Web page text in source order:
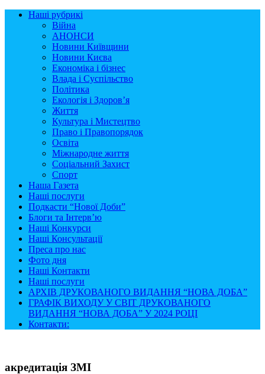
Наші рубрикі
Війна
АНОНСИ
Новини Київщини
Новини Києва
Економіка і бізнес
Влада і Суспільство
Політика
Екологія і Здоров’я
Життя
Культура і Мистецтво
Право і Правопорядок
Освіта
Міжнародне життя
Соціальний Захист
Спорт
Наша Газета
Наші послуги
Подкасти “Нової Доби”
Блоги та Інтерв’ю
Наші Конкурси
Наші Консультації
Преса про нас
Фото дня
Наші Контакти
Наші послуги
АРХІВ ДРУКОВАНОГО ВИДАННЯ “НОВА ДОБА”
ГРАФІК ВИХОДУ У СВІТ ДРУКОВАНОГО
ВИДАННЯ “НОВА ДОБА” У 2024 РОЦІ
Контакти:
акредитація ЗМІ